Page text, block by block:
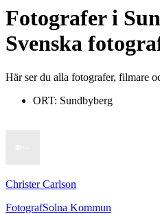
Fotograferi
Svenska
Här ser du alla fotografer, filmare
ORT: Sundbyberg
Christer Carlson
FotografSolna Kommun